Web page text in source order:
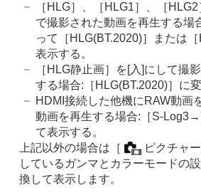
パソコンでできること
クラウドサービスを利用する
故障かな？と思ったら
［HLG］
［HLG1］ ［HLG2
で撮影された動画を再生する場
って
［HLG(BT.2020)］ または
表示する。
［HLG静止画］
を[入]にして撮
する場合: ［HLG(BT.2020)］ に
HDMI接続した他機にRAW動画
動画を再生する場合:［S-
て表示する。
上記以外の場合は ［ ピクチャ
しているガンマとカラーモードの
換して表示します。